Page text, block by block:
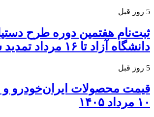
5 روز قبل
ثبت‌نام هفتمین دوره طرح
دانشگاه آزاد تا ۱۶ مرداد تمدید شد
5 روز قبل
قیمت محصولات ایران‌خودرو و
۱۰ مرداد ۱۴۰۵